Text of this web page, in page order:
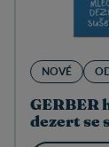
NOVÉ
GERBER
dezert se